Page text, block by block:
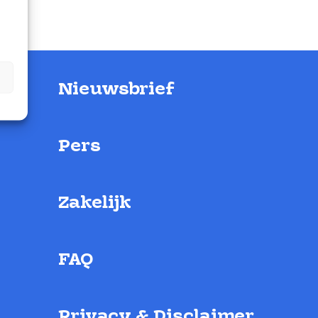
Nieuwsbrief
Pers
Zakelijk
FAQ